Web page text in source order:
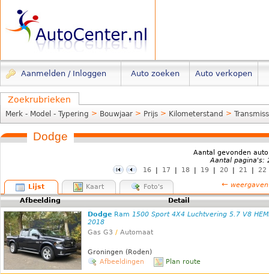
Aanmelden / Inloggen Auto zoeken Auto verkopen
Zoekrubrieken
Merk - Model - Typering > Bouwjaar > Prijs > Kilometerstand >
Dodge
Aantal gevonden
Aantal pagina's:
16
| 17 | 18 | 19 | 20 | 21 | 22
Lijst Kaart Foto's ← weergaven
Afbeelding
Detail
Dodge Ram 1500 Sport 4X4 Luchtvering 5.7 V8
2018
Gas G3 / Automaat
Groningen (Roden)
Afbeeldingen
Plan route